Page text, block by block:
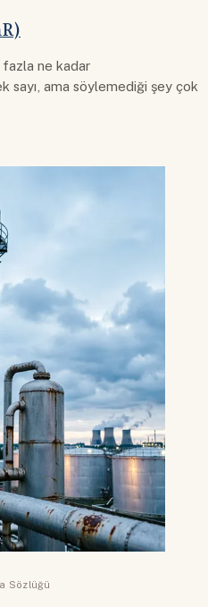
ne kadar
sayı, ama söylemediği şey çok
Sözlüğü